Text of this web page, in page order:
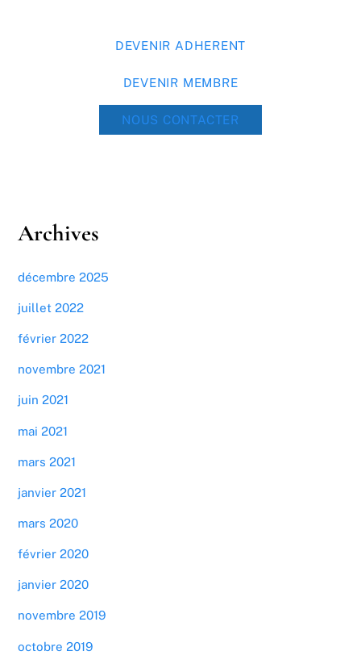
DEVENIR ADHERENT
DEVENIR MEMBRE
NOUS CONTACTER
Archives
décembre 2025
juillet 2022
février 2022
novembre 2021
juin 2021
mai 2021
mars 2021
janvier 2021
mars 2020
février 2020
janvier 2020
novembre 2019
octobre 2019